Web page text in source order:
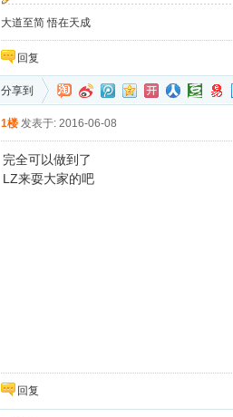
大道至简 悟在天成
回复
分享到
1楼 发表于: 2016-06-08
完全可以做到了
LZ来耍大家的吧
回复